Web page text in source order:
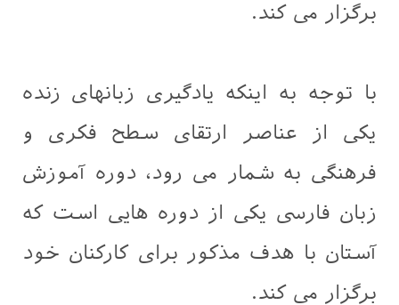
برگزار می کند.
با توجه به اینکه یادگیری زبانهای زنده
یکی از عناصر ارتقای سطح فکری و
فرهنگی به شمار می رود، دوره آموزش
زبان فارسی یکی از دوره هایی است که
آستان با هدف مذکور برای کارکنان خود
برگزار می کند.